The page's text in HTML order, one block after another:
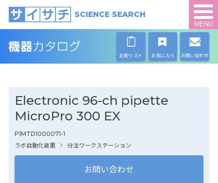
SCIENCE SEARCH
MENU
比較リスト お気に入り お問い合わせ
Electronic 96-ch pipette
MicroPro 300 EX
P1MTD1000071-1
ラボ自動化装置
分注ワークステーション
お問い合わせ